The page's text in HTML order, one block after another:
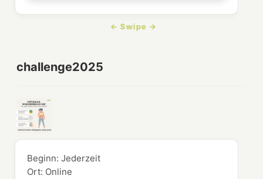
challenge2025
Beginn:Jederzeit
Ort: Online